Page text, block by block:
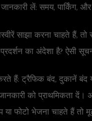
लें: समय, पार्किंग,
साझा करना चाहते
प्रदर्शन का अंदेशा है?
हैं: ट्रैफिक बंद, दुकानें बंद
को प्राथमिकता दें।
या फोटो भेजना चाहते हैं